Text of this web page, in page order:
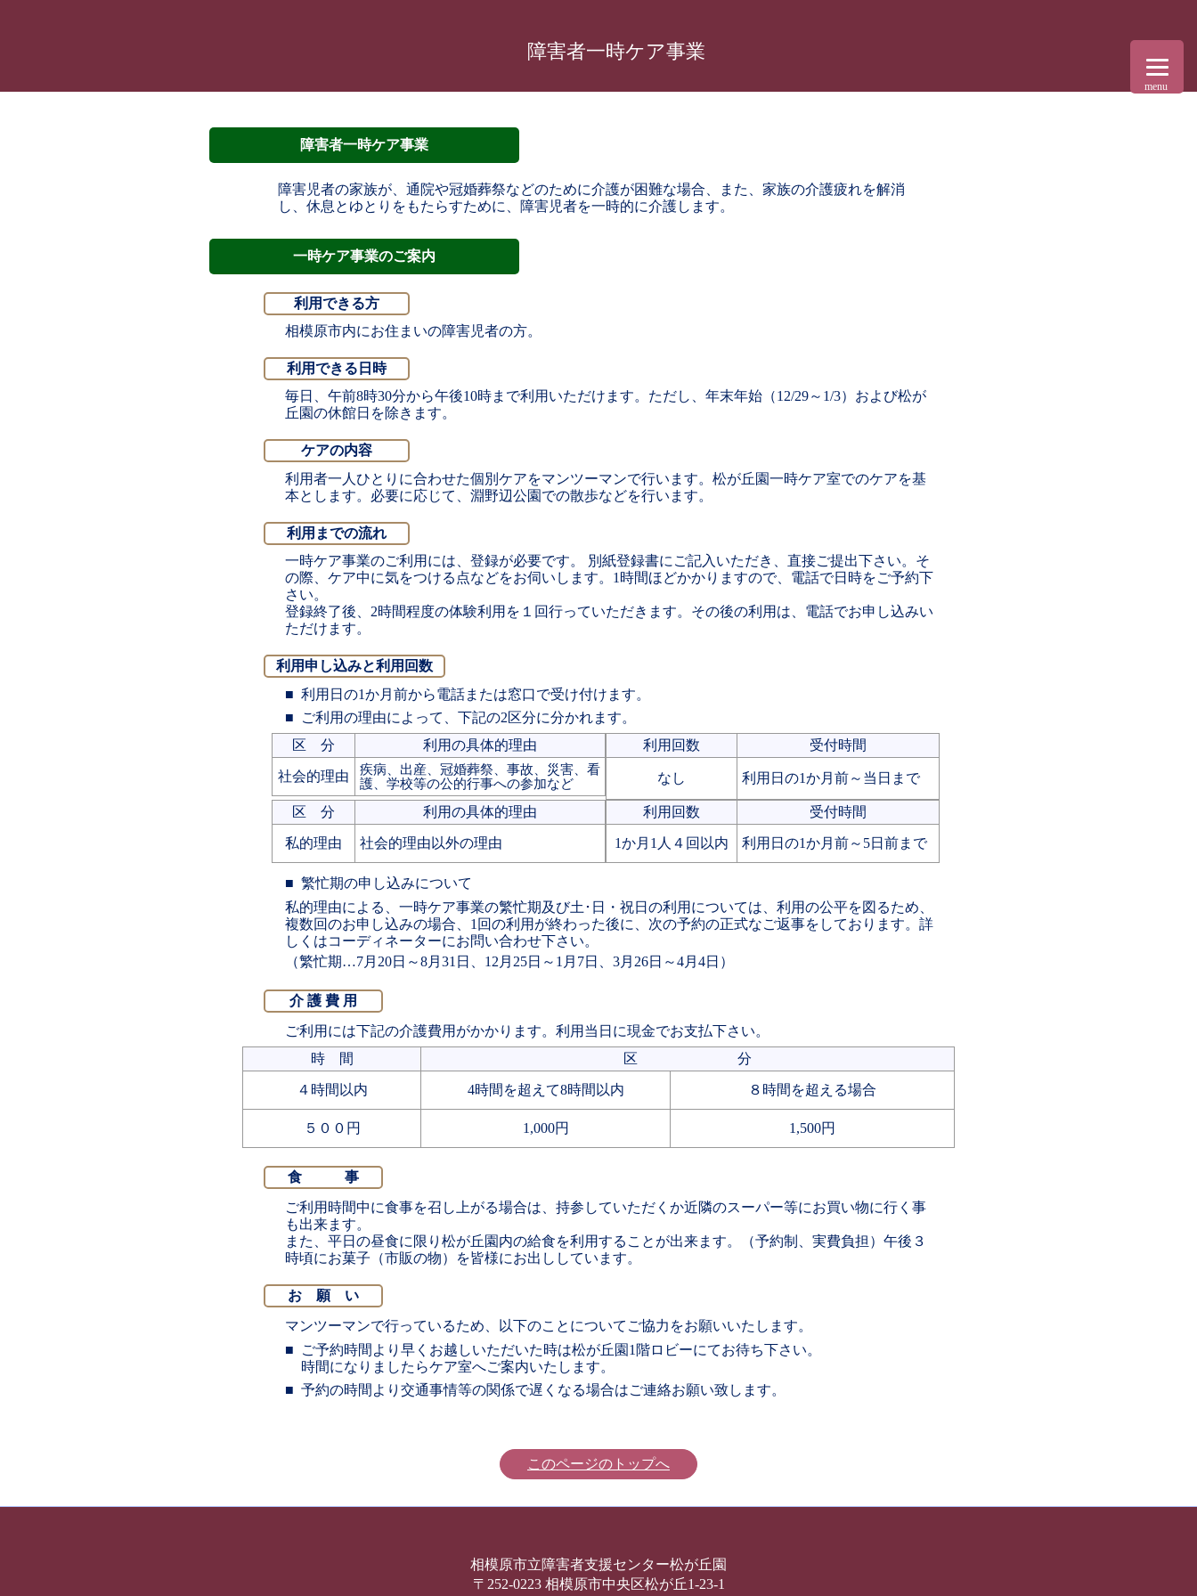
menu
障害者一時ケア事業
障害者一時ケア事業
障害児者の家族が、通院や冠婚葬祭などのために介護が困難な場合、また、家族の介護疲れを解消
し、休息とゆとりをもたらすために、障害児者を一時的に介護します。
一時ケア事業のご案内
利用できる方
相模原市内にお住まいの障害児者の方。
利用できる日時
毎日、午前8時30分から午後10時まで利用いただけます。ただし、年末年始（12/29～1/3）および松が
丘園の休館日を除きます。
ケアの内容
利用者一人ひとりに合わせた個別ケアをマンツーマンで行います。松が丘園一時ケア室でのケアを基
本とします。必要に応じて、淵野辺公園での散歩などを行います。
利用までの流れ
一時ケア事業のご利用には、登録が必要です。 別紙登録書にご記入いただき、直接ご提出下さい。そ
の際、ケア中に気をつける点などをお伺いします。1時間ほどかかりますので、電話で日時をご予約下
さい。
登録終了後、2時間程度の体験利用を１回行っていただきます。その後の利用は、電話でお申し込みい
ただけます。
利用申し込みと利用回数
利用日の1か月前から電話または窓口で受け付けます。
ご利用の理由によって、下記の2区分に分かれます。
区 分
利用の具体的理由
社会的理由
疾病、出産、冠婚葬祭、事故、災害、看
護、学校等の公的行事への参加など
利用回数 受付時間
なし 利用日の1か月前～当日まで
区 分 利用の具体的理由
私的理由 社会的理由以外の理由
利用回数 受付時間
1か月1人４回以内 利用日の1か月前～5日前まで
繁忙期の申し込みについて
私的理由による、一時ケア事業の繁忙期及び土･日・祝日の利用については、利用の公平を図るため、
複数回のお申し込みの場合、1回の利用が終わった後に、次の予約の正式なご返事をしております。詳
しくはコーディネーターにお問い合わせ下さい。
繁忙期…7月20日～8月31日、12月25日～1月7日、3月26日～4月4日）
介 護 費 用
ご利用には下記の介護費用がかかります。利用当日に現金でお支払下さい。
時 間
区 分
４時間以内 4時間を超えて8時間以内 ８時間を超える場合
５００円 1,000円 1,500円
食 事
ご利用時間中に食事を召し上がる場合は、持参していただくか近隣のスーパー等にお買い物に行く事
も出来ます。
また、平日の昼食に限り松が丘園内の給食を利用することが出来ます。（予約制、実費負担）午後３
時頃にお菓子（市販の物）を皆様にお出ししています。
お 願 い
マンツーマンで行っているため、以下のことについてご協力をお願いいたします。
ご予約時間より早くお越しいただいた時は松が丘園1階ロビーにてお待ち下さい。
時間になりましたらケア室へご案内いたします。
予約の時間より交通事情等の関係で遅くなる場合はご連絡お願い致します。
このページのトップへ
相模原市立障害者支援センター松が丘園
〒252-0223 相模原市中央区松が丘1-23-1